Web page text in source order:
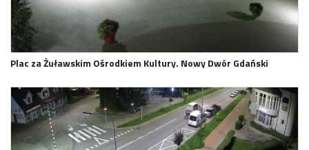
Plac za Żuławskim Ośrodkiem Kultury. Nowy Dwór Gdański